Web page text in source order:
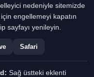
nedeniyle sitemizde
engellemeyi kapatın
sayfayı yenileyin.
Safari
Sağ üstteki eklenti